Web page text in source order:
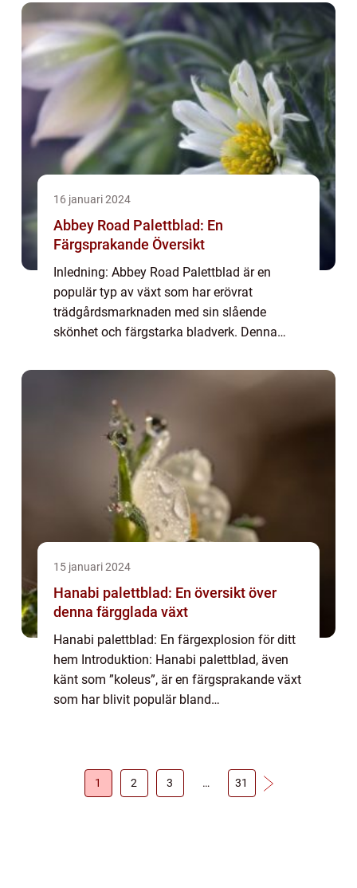
enthusiasts. Its delicate, frilly leav...
16 januari 2024
Abbey Road Palettblad: En
Färgsprakande Översikt
Inledning: Abbey Road Palettblad är en
populär typ av växt som har erövrat
trädgårdsmarknaden med sin slående
skönhet och färgstarka bladverk. Denna
Road Palettblad och utforskar dess olika
15 januari 2024
Hanabi palettblad: En översikt över
denna färgglada växt
Hanabi palettblad: En färgexplosion för ditt
hem Introduktion: Hanabi palettblad, även
känt som ”koleus”, är en färgsprakande växt
som har blivit populär bland
1 2 3 … 31